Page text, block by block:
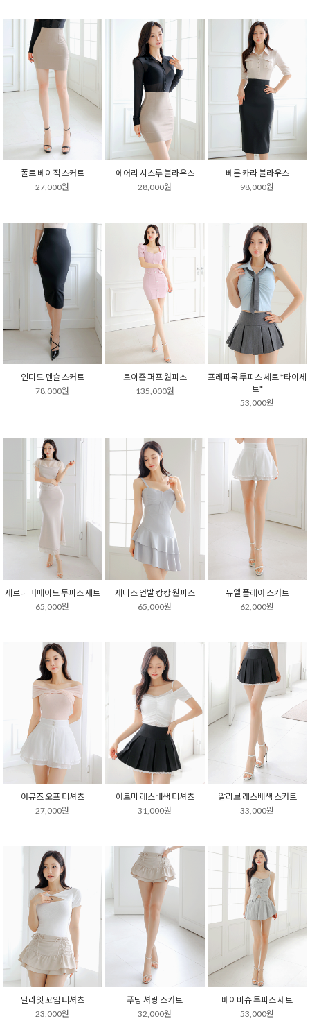
폴트 베이직 스커트
27,000원
에어리 시스루 블라우스
28,000원
베른 카라 블라우스
98,000원
인디드 펜슬 스커트
78,000원
로이즌 퍼프 원피스
135,000원
프레피룩 투피스 세트 *타이세
트*
53,000원
세르니 머메이드 투피스 세트
65,000원
제니스 언발 캉캉 원피스
65,000원
듀엘 플레어 스커트
62,000원
어뮤즈 오프 티셔츠
27,000원
아로마 레스배색 티셔츠
31,000원
알리보 레스배색 스커트
33,000원
딜라잇 꼬임 티셔츠
23,000원
푸딩 셔링 스커트
32,000원
베이비슈 투피스 세트
53,000원